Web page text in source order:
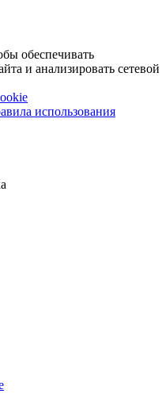
обеспечивать
и анализировать сетевой
использования